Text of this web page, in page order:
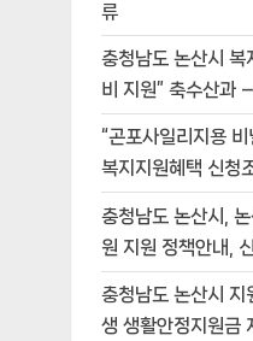
류
충청남도 논산시 복
비 지원” 축수산과
“곤포사일리지용 비
복지지원혜택 신청
충청남도 논산시,
원 지원 정책안내,
충청남도 논산시 지
생 생활안정지원금